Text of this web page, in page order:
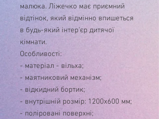
малюка. Ліжечко має приємний
відтінок, який відмінно впишеться
в будь-який інтер'єр дитячої
кімнати.
Особливості:
- матеріал - вільха;
- маятниковий механізм;
- відкидний бортик;
- внутрішній розмір: 1200х600 мм;
- поліровані поверхні;